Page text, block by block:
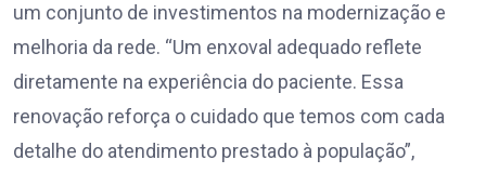
um conjunto de investimentos na modernização e
melhoria da rede. “Um enxoval adequado reflete
diretamente na experiência do paciente. Essa
renovação reforça o cuidado que temos com cada
detalhe do atendimento prestado à população”,